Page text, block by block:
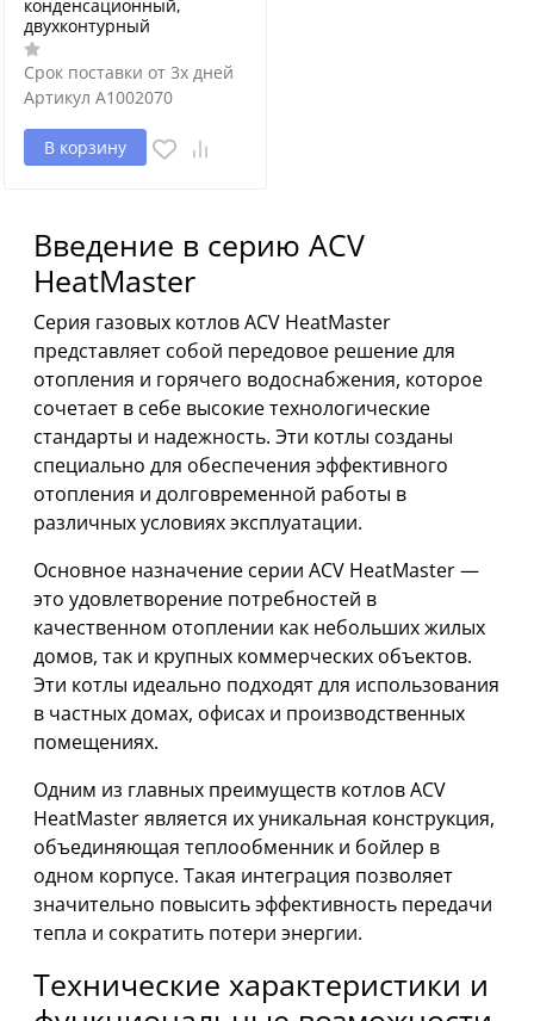
конденсационный,
двухконтурный
Срок поставки от 3х дней
Артикул A1002070
В корзину
Введение в серию ACV
HeatMaster
Серия газовых котлов ACV HeatMaster
представляет собой передовое решение для
отопления и горячего водоснабжения, которое
сочетает в себе высокие технологические
стандарты и надежность. Эти котлы созданы
специально для обеспечения эффективного
отопления и долговременной работы в
различных условиях эксплуатации.
Основное назначение серии ACV HeatMaster —
это удовлетворение потребностей в
качественном отоплении как небольших жилых
домов, так и крупных коммерческих объектов.
Эти котлы идеально подходят для использования
в частных домах, офисах и производственных
помещениях.
Одним из главных преимуществ котлов ACV
HeatMaster является их уникальная конструкция,
объединяющая теплообменник и бойлер в
одном корпусе. Такая интеграция позволяет
значительно повысить эффективность передачи
тепла и сократить потери энергии.
Технические характеристики и